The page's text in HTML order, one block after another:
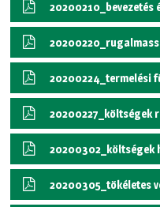
20200210_bevezetés
20200224_termelési
20200227_költségek
20200302_költségek
20200305_tökéletes